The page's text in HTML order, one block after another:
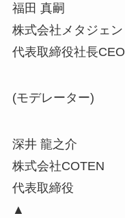
福田 真嗣
株式会社メタジェン
代表取締役社長CEO
(モデレーター)
深井 龍之介
株式会社COTEN
代表取締役
▲